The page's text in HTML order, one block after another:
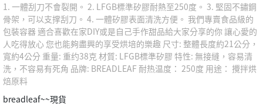
1. 一體刮刀不會裂開。 2. LFGB標準矽膠耐熱至250度。 3. 堅固不鏽鋼
骨架，可以支撑刮刀。 4. 一體矽膠表面清洗方便。 我們專賣食品級的
包裝容器 適合喜歡在家DIY或是自己手作甜品給大家分享的你 讓心愛的
人吃得放心 您也能夠盡興的享受烘培的樂趣 尺寸: 整體長度約21公分，
寬約4公分 重量: 重约38克 材質: LFGB標準矽膠 特性: 無接縫，容易清
洗，不容易有死角 品牌: BREADLEAF 耐热温度： 250度 用途： 攪拌烘
焙原料
breadleaf~~現貨